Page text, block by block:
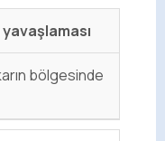
bölgesinde